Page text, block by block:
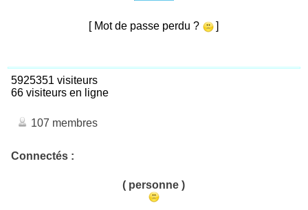
[ Mot de passe perdu ? ]
5925351 visiteurs
66 visiteurs en ligne
107 membres
Connectés :
( personne )